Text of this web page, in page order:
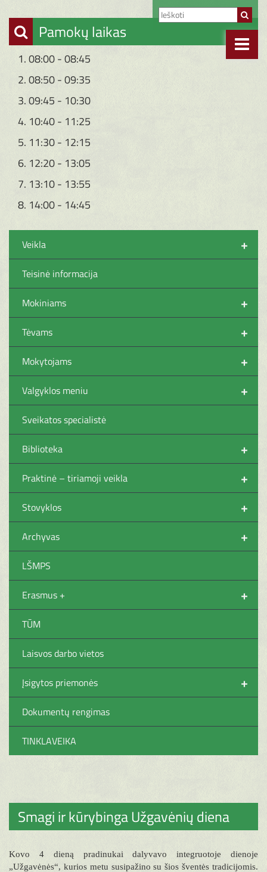
Pamokų laikas
1. 08:00 - 08:45
2. 08:50 - 09:35
3. 09:45 - 10:30
4. 10:40 - 11:25
5. 11:30 - 12:15
6. 12:20 - 13:05
7. 13:10 - 13:55
8. 14:00 - 14:45
+
Veikla
Teisinė informacija
+
Mokiniams
+
Tėvams
+
Mokytojams
+
Valgyklos meniu
Sveikatos specialistė
+
Biblioteka
+
Praktinė – tiriamoji veikla
+
Stovyklos
+
Archyvas
LŠMPS
+
Erasmus +
TŪM
Laisvos darbo vietos
+
Įsigytos priemonės
Dokumentų rengimas
TINKLAVEIKA
Smagi ir kūrybinga Užgavėnių diena
Kovo 4 dieną pradinukai dalyvavo integruotoje dienoje
„Užgavėnės“, kurios metu susipažino su šios šventės tradicijomis.